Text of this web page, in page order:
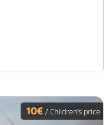
10€ / Children's price